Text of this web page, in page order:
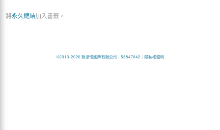
將永久鏈結加入書籤。
©2013-2026 新思惟國際有限公司｜ 53847842 ｜ 隱私權聲明